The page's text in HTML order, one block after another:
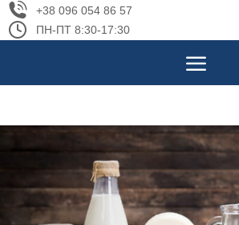
+38 096 054 86 57
ПН-ПТ 8:30-17:30